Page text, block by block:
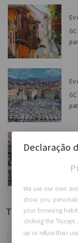
Tag
NOTÍCIAS DA GCA
Declaração
We use our own
show you
your browsing
clicking the
up or refuse their